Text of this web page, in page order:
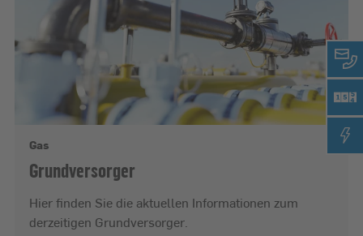
Gas
Grundversorger
Hier finden Sie die aktuellen Informationen zum
derzeitigen Grundversorger.